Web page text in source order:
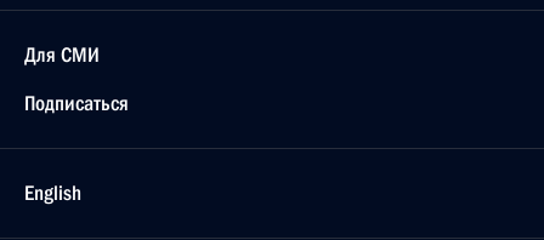
Для СМИ
Подписаться
English